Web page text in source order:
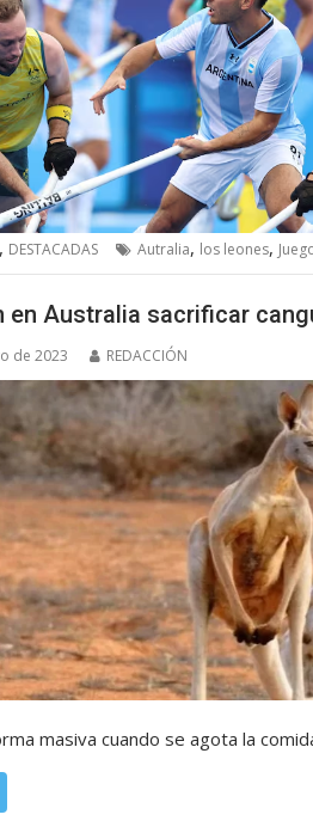
, DESTACADAS Autralia, los leones,
en Australia sacrificar
de 2023 REDACCIÓN
masiva cuando se agota la